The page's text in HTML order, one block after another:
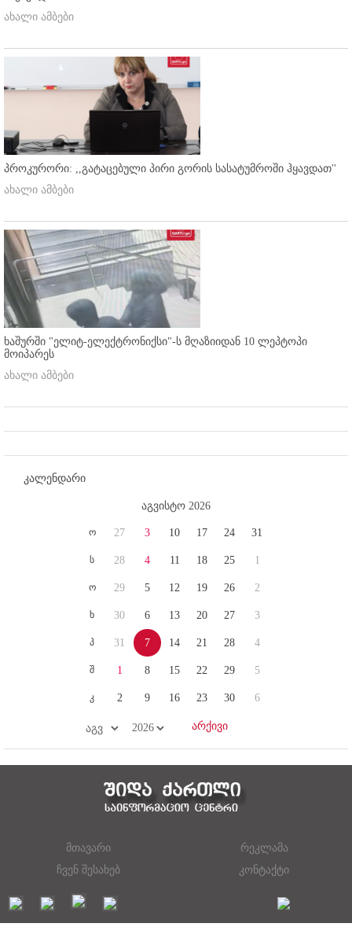
ახალი ამბები
პროკურორი: ,,გატაცებული პირი გორის სასატუმროში ჰყავდათ''
ახალი ამბები
ხაშურში "ელიტ-ელექტრონიქსი"-ს მღაზიიდან 10 ლეპტოპი
მოიპარეს
ახალი ამბები
კალენდარი
აგვისტო 2026
ო
ს
ო
ხ
პ
შ
კ
27
28
29
30
31
1
2
3
4
5
6
7
8
9
10
11
12
13
14
15
16
17
18
19
20
21
22
23
24
25
26
27
28
29
30
31
1
2
3
4
5
6
მთავარი
რეკლამა
ჩვენ შესახებ
კონტაქტი